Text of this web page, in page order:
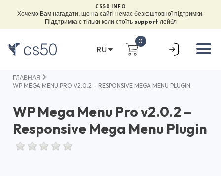
CS50 INFO
Хочемо Вам нагадати, що на сайті немає безкоштовної підтримки.
Піддтримка є тільки коли стоїть support лейбл
RU
0
ГЛАВНАЯ
WP MEGA MENU PRO V2.0.2 – RESPONSIVE MEGA MENU PLUGIN
WP Mega Menu Pro v2.0.2 –
Responsive Mega Menu Plugin